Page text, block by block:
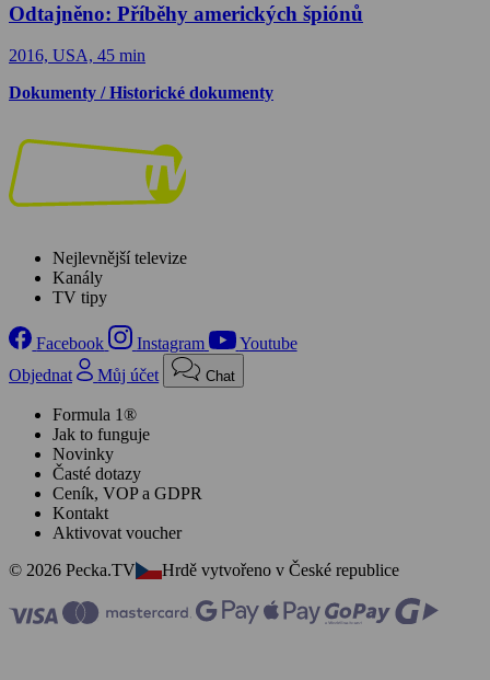
Odtajněno: Příběhy amerických špiónů
2016, USA, 45 min
Dokumenty / Historické dokumenty
Nejlevnější televize
Kanály
TV tipy
Facebook Instagram
Youtube
Objednat
Můj účet Chat
Formula 1®
Jak to funguje
Novinky
Časté dotazy
Ceník, VOP a GDPR
Kontakt
Aktivovat voucher
© 2026 Pecka.TV
Hrdě vytvořeno v České republice